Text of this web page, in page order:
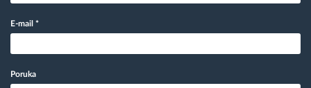
E-mail *
Poruka